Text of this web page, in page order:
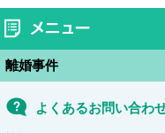
離婚事件
よくあるお問い合わ